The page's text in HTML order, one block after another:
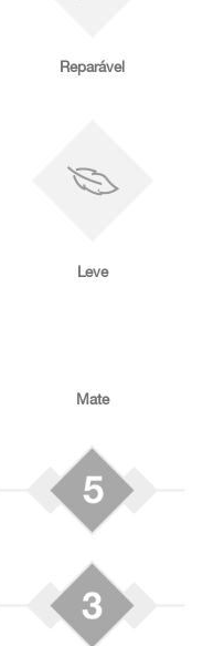
Reparável
Leve
Mate